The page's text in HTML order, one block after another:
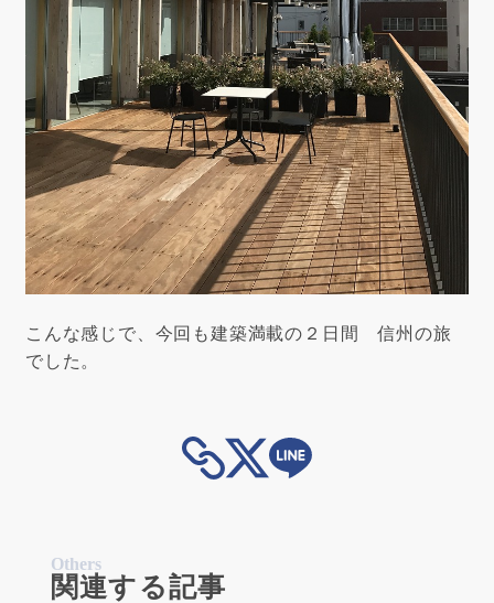
こんな感じで、今回も建築満載の２日間 信州の旅
でした。
Others
関連する記事